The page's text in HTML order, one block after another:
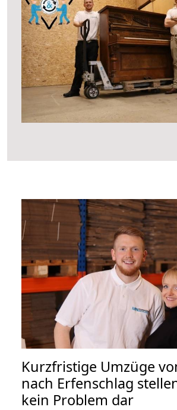
Kurzfristige Umzüge
nach Erfenschlag
kein Problem dar